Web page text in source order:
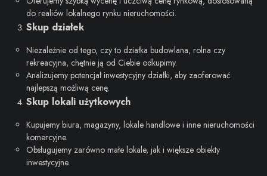
do realiów lokalnego rynku nieruchomości.
Skup działek
Niezależnie od tego, czy to działka budowlana, rolna czy
rekreacyjna, chętnie ją od Ciebie odkupimy.
Analizujemy potencjał inwestycyjny działki, aby zaoferować
najlepszą możliwą cenę.
Skup lokali użytkowych
Kupujemy biura, magazyny, lokale handlowe i inne nieruchomości
komercyjne.
Obsługujemy zarówno małe lokale, jak i większe obiekty
inwestycyjne.